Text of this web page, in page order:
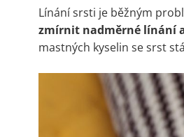
Línání srsti je běžným
zmírnit nadměrné línání
mastných kyselin se srst